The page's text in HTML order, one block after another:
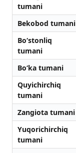
tumani
Bekobod tumani
Bo‘stonliq
tumani
Bo‘ka tumani
Quyichirchiq
tumani
Zangiota tumani
Yuqorichirchiq
tumani